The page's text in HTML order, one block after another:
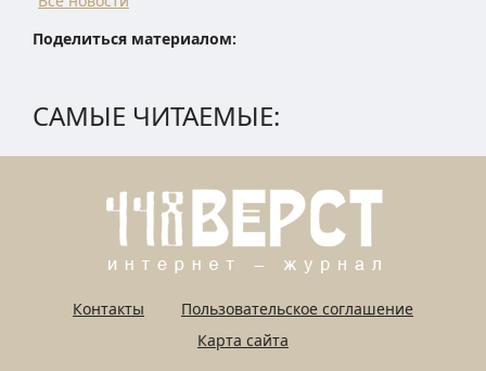
Поделиться материалом:
САМЫЕ ЧИТАЕМЫЕ:
Контакты
Пользовательское соглашение
Карта сайта